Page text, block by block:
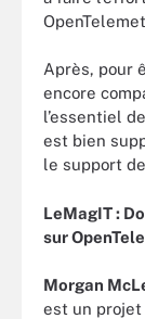
Après, pour
encore
l’essentiel
est bien
le support
LeMagIT :
sur
Morgan
est un projet